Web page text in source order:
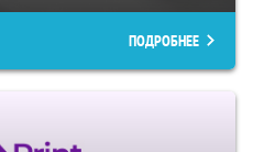
ПОДРОБНЕЕ